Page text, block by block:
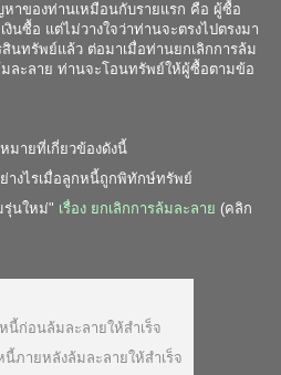
าของท่านเหมือนกับรายแรก คือ ผู้ซื้อ
นซื้อ แต่ไม่วางใจว่าท่านจะตรงไปตรงมา
นทรัพย์แล้ว ต่อมาเมื่อท่านยกเลิกการล้ม
ละลาย ท่านจะโอนทรัพย์ให้ผู้ซื้อตามข้อ
ายที่เกี่ยวข้องดังนี้
างไรเมื่อลูกหนี้ถูกพิทักษ์ทรัพย์
รุ่นใหม่" เรื่อง ยกเลิกการล้มละลาย (คลิก
นี้ก่อนล้มละลายให้สำเร็จ
ภายหลังล้มละลายให้สำเร็จ